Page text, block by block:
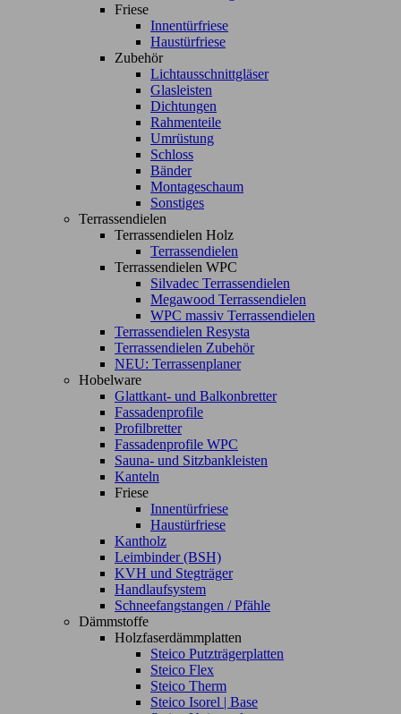
Friese
Innentürfriese
Haustürfriese
Zubehör
Lichtausschnittgläser
Glasleisten
Dichtungen
Rahmenteile
Umrüstung
Schloss
Bänder
Montageschaum
Sonstiges
Terrassendielen
Terrassendielen Holz
Terrassendielen
Terrassendielen WPC
Silvadec Terrassendielen
Megawood Terrassendielen
WPC massiv Terrassendielen
Terrassendielen Resysta
Terrassendielen Zubehör
NEU: Terrassenplaner
Hobelware
Glattkant- und Balkonbretter
Fassadenprofile
Profilbretter
Fassadenprofile WPC
Sauna- und Sitzbankleisten
Kanteln
Friese
Innentürfriese
Haustürfriese
Kantholz
Leimbinder (BSH)
KVH und Stegträger
Handlaufsystem
Schneefangstangen / Pfähle
Dämmstoffe
Holzfaserdämmplatten
Steico Putzträgerplatten
Steico Flex
Steico Therm
Steico Isorel | Base